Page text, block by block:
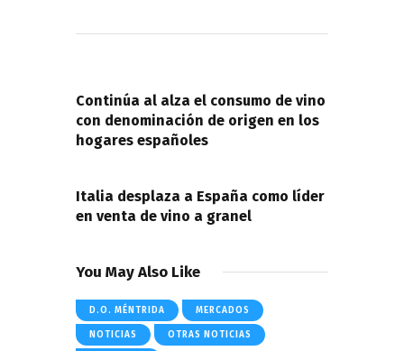
entradas
Continúa al alza el consumo de vino
con denominación de origen en los
hogares españoles
Italia desplaza a España como líder
en venta de vino a granel
You May Also Like
D.O. MÉNTRIDA MERCADOS
NOTICIAS OTRAS NOTICIAS